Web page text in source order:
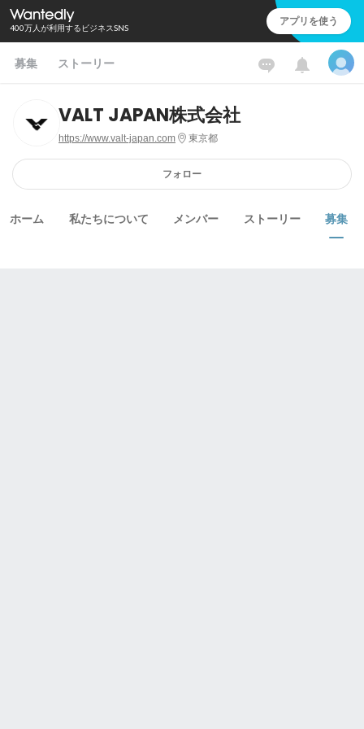
400万人が利用するビジネスSNS アプリを使う
募集 ストーリー
VALT JAPAN株式会社
https://www.valt-japan.com 東京都
フォロー
ホーム 私たちについて メンバー ストーリー 募集